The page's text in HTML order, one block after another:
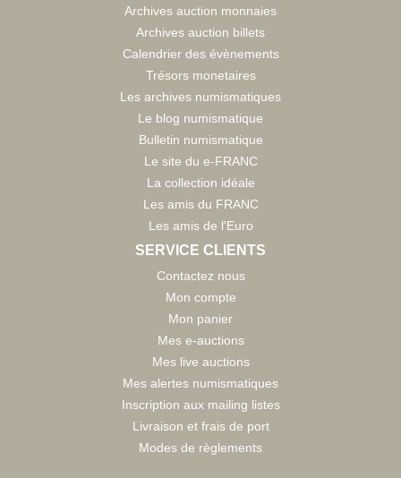
Archives auction monnaies
Archives auction billets
Calendrier des évènements
Trésors monetaires
Les archives numismatiques
Le blog numismatique
Bulletin numismatique
Le site du e-FRANC
La collection idéale
Les amis du FRANC
Les amis de l'Euro
SERVICE CLIENTS
Contactez nous
Mon compte
Mon panier
Mes e-auctions
Mes live auctions
Mes alertes numismatiques
Inscription aux mailing listes
Livraison et frais de port
Modes de règlements